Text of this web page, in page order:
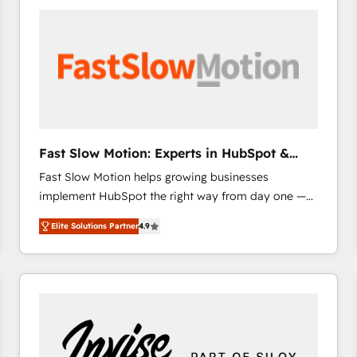
scale. 🏆 HubSpot’s CEO called us “the partner of the
future.” Others agree it is proof of trust built through
Fast Slow Motion: Experts in HubSpot &
Salesforce
Fast Slow Motion helps growing businesses
implement HubSpot the right way from day one —
with the flexibility to scale as complexity increases.
Highly certified in both HubSpot and Salesforce, we
bring deep experience in CRM implementation,
integrations, and data migration across modern
combines strong technical execution with real
business perspective. Many of our consultants have
Elite Solutions Partner4.9